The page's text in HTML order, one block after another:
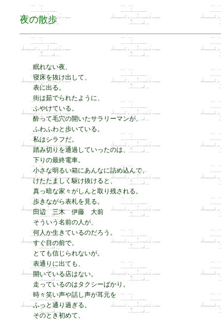
夜の散歩
眠れない夜、
寝床を抜け出して、
表に出る。
街は茹でられたように、
ふやけている。
酔って毛穴の開いたサラリーマンが、
ふわふわと歩いている。
私はシラフだ。
踏み切りを通過していったのは、
下りの最終電車。
小さな明るい箱にあんなに詰め込んで、
けたたましく駆け抜けると、
真っ暗な家々がしんと取り残される。
歩きながら表札を見る。
田辺　三木　伊藤　大前
そういう名前の人が、
何人か生きているのだろう。
すぐ目の前で。
とても信じられないが。
表通りに出ても、
開いている店はない。
走っているのはタクシーばかり。
時々笑い声や話し声が耳元を
ふっと通り過ぎる。
そのとき初めて、